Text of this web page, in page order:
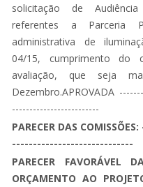
solicitação de
referentes a Parceria
administrativa de
04/15, cumprimento do
avaliação, que seja
Dezembro.APROVADA
-------------------------
PARECER DAS
-----------------------------
PARECER FAVORÁVEL
ORÇAMENTO AO